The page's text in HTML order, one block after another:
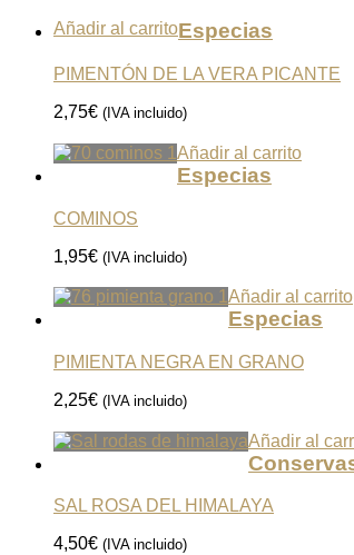
Añadir al carritoEspecias
PIMENTÓN DE LA VERA PICANTE
2,75€ (IVA incluido)
Añadir al carrito
Especias
COMINOS
1,95€ (IVA incluido)
Añadir al carrito
Especias
PIMIENTA NEGRA EN GRANO
2,25€ (IVA incluido)
Añadir al
SAL ROSA DEL HIMALAYA
4,50€ (IVA incluido)